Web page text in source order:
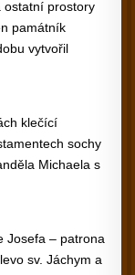
ostatní prostory
památník
vytvořil
klečící
sochy
Michaela s
Josefa – patrona
sv. Jáchym a